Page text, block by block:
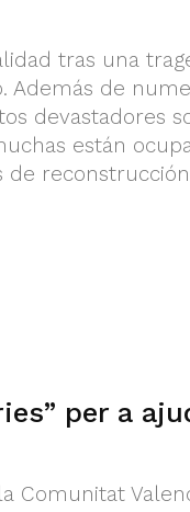
tras una
Además de
devastadores
están
per a
Comunitat